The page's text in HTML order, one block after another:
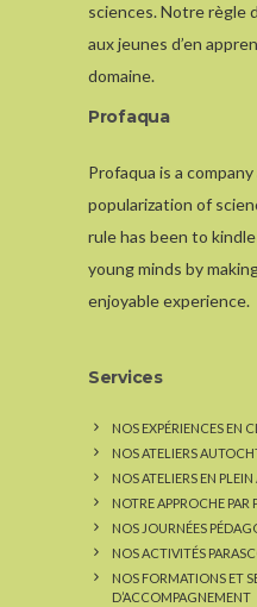
sciences. Notre règle
aux jeunes d’en
domaine.
Profaqua
Profaqua is a
popularization of
rule has been to
young minds by
enjoyable experience.
Services
NOS EXPÉRIENCES EN
NOS ATELIERS
NOS ATELIERS EN PLEIN
NOTRE APPROCHE PAR
NOS JOURNÉES
NOS ACTIVITÉS
NOS FORMATIONS ET
D’ACCOMPAGNEMENT